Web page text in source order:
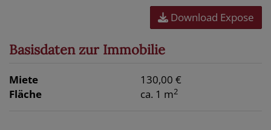
Download Expose
Basisdaten zur Immobilie
Miete
130,00 €
Fläche
ca. 1 m2